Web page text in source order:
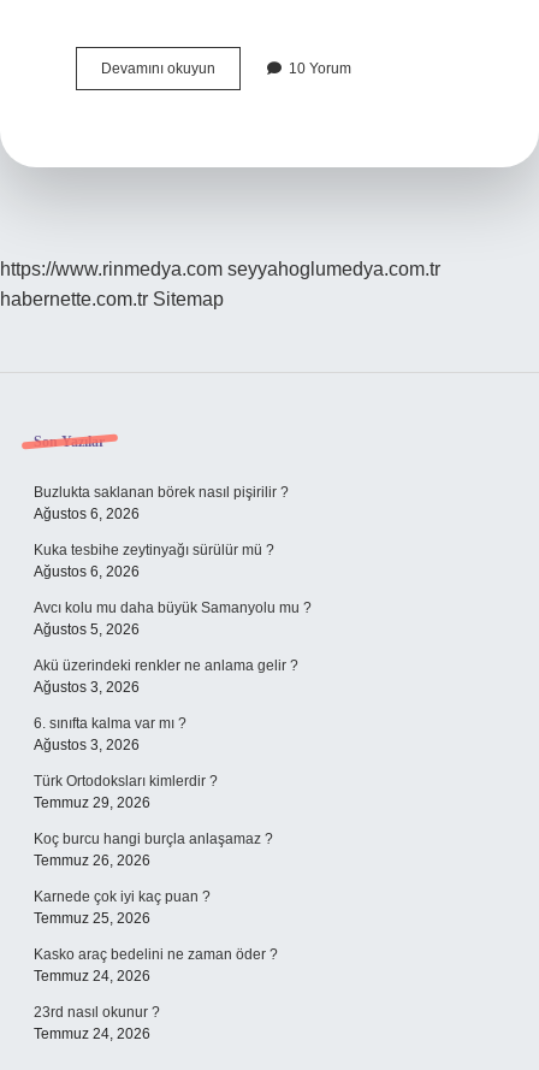
Devamını okuyun
Yaklaşım
10 Yorum
https://www.rinmedya.com seyyahoglumedya.com.tr
habernette.com.tr Sitemap
Sidebar
Son Yazılar
Buzlukta saklanan börek nasıl pişirilir ?
Ağustos 6, 2026
Kuka tesbihe zeytinyağı sürülür mü ?
Ağustos 6, 2026
Avcı kolu mu daha büyük Samanyolu mu ?
Ağustos 5, 2026
Akü üzerindeki renkler ne anlama gelir ?
Ağustos 3, 2026
6. sınıfta kalma var mı ?
Ağustos 3, 2026
Türk Ortodoksları kimlerdir ?
Temmuz 29, 2026
Koç burcu hangi burçla anlaşamaz ?
Temmuz 26, 2026
Karnede çok iyi kaç puan ?
Temmuz 25, 2026
Kasko araç bedelini ne zaman öder ?
Temmuz 24, 2026
23rd nasıl okunur ?
Temmuz 24, 2026